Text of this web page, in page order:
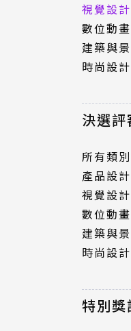
視覺設
數位動
建築與
時尚設
決選評
所有類別
產品設
視覺設
數位動
建築與
時尚設
特別獎